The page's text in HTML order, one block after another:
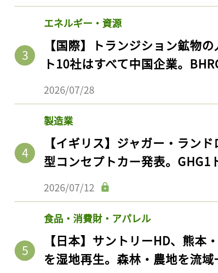
エネルギー・資源
【国際】トランジション鉱物
ト10社はすべて中国企業。
2026/07/28
製造業
【イギリス】ジャガー・ラン
型コンセプトカー発表。GHG1
2026/07/12
食品・消費財・アパレル
【日本】サントリーHD、熊本
を湿地再生。森林・農地を流